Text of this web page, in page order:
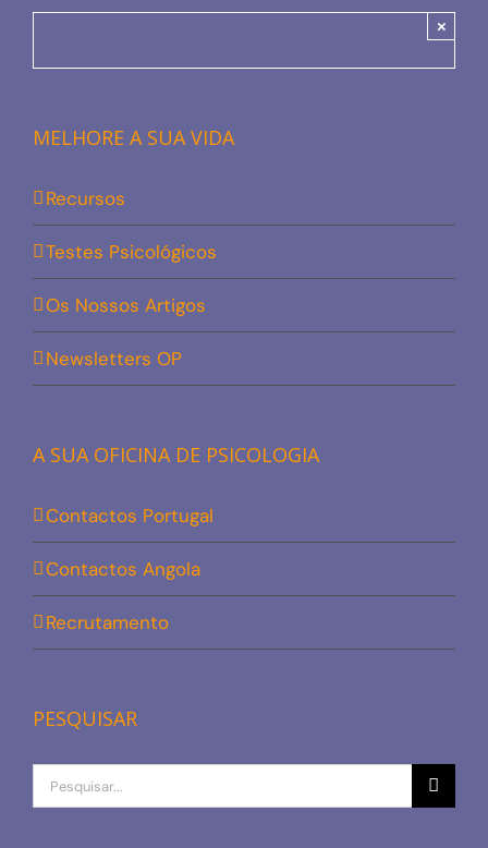
×
MELHORE A SUA VIDA
Recursos
Testes Psicológicos
Os Nossos Artigos
Newsletters OP
A SUA OFICINA DE PSICOLOGIA
Contactos Portugal
Contactos Angola
Recrutamento
PESQUISAR
Procurar
por